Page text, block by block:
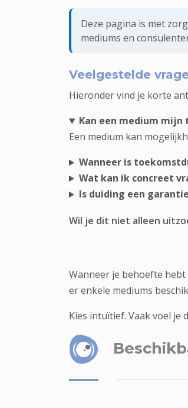
Deze pagina is met
mediums en
Veelgestelde
Hieronder vind je korte
Kan een medium
Een medium kan
Wanneer is
Wat kan ik concreet
Is duiding een
Wil je dit niet alleen
Wanneer je behoefte
er enkele mediums
Kies intuïtief. Vaak voel je